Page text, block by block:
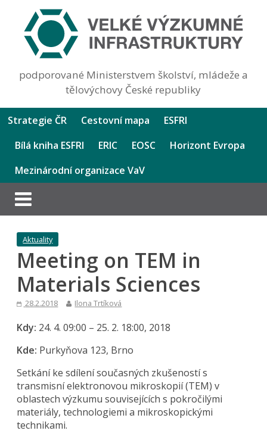
podporované Ministerstvem školství, mládeže a
tělovýchovy České republiky
Strategie ČR Cestovní mapa
ESFRI
Bílá kniha ESFRI
ERIC EOSC
Horizont Evropa
Mezinárodní organizace VaV
Aktuality
Meeting on TEM in
Materials Sciences
28.2.2018 Ilona Trtíková
Kdy: 24. 4. 09:00 – 25. 2. 18:00, 2018
Kde: Purkyňova 123, Brno
Setkání ke sdílení současných zkušeností s
transmisní elektronovou mikroskopií (TEM) v
oblastech výzkumu souvisejících s pokročilými
materiály, technologiemi a mikroskopickými
technikami.